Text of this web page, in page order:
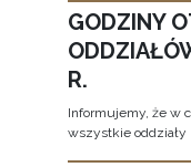
GODZINY
R.
Informujemy, że w
wszystkie oddziały